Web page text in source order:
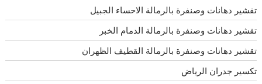
تقشير دهانات وصنفرة بالرمالة الاحساء الجبيل
تقشير دهانات وصنفرة بالرمالة الدمام الخبر
تقشير دهانات وصنفرة بالرمالة القطيف الظهران
تكسير جدران الرياض